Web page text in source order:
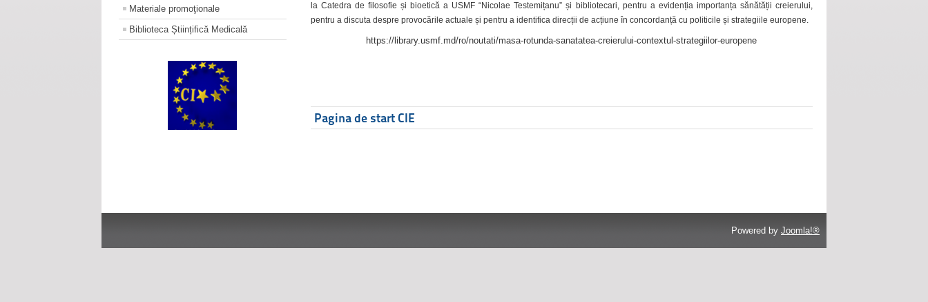
Materiale promoţionale
Biblioteca Științifică Medicală
la Catedra de filosofie și bioetică a USMF “Nicolae Testemițanu” și bibliotecari, pentru a evidenția importanța sănătății creierului,
pentru a discuta despre provocările actuale și pentru a identifica direcții de acțiune în concordanță cu politicile și strategiile europene.
https://library.usmf.md/ro/noutati/masa-rotunda-sanatatea-creierului-contextul-strategiilor-europene
Pagina de start CIE
Powered by Joomla!®